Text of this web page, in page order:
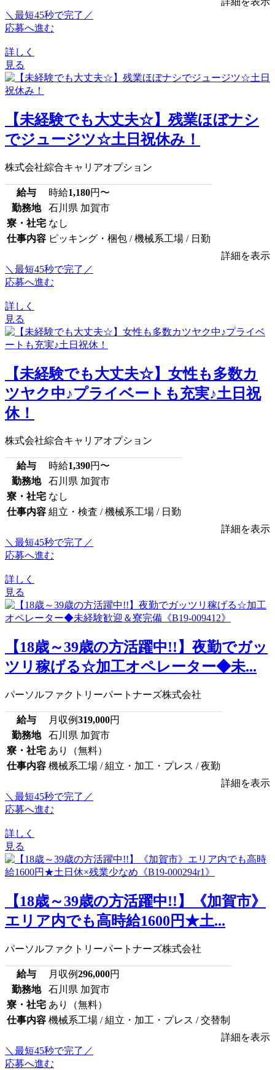
＼最短45秒で完了／
応募へ進む
詳しく
見る
【未経験でも大丈夫☆】残業ほぼナシ
でジュージツ☆土日祝休み！
株式会社綜合キャリアオプション
給与 時給1,180円〜
勤務地
石川県 加賀市
寮・社宅 なし
仕事内容 ピッキング・梱包 / 機械系工場 / 日勤
詳細を表示
＼最短45秒で完了／
応募へ進む
詳しく
見る
【未経験でも大丈夫☆】女性も多数カ
ツヤク中♪プライベートも充実♪土日祝
休！
株式会社綜合キャリアオプション
給与 時給1,390円〜
勤務地
石川県 加賀市
寮・社宅 なし
仕事内容 組立・検査 / 機械系工場 / 日勤
詳細を表示
＼最短45秒で完了／
応募へ進む
詳しく
見る
【18歳～39歳の方活躍中!!】夜勤でガッ
ツリ稼げる☆加工オペレーター◆未...
パーソルファクトリーパートナーズ株式会社
給与 月収例319,000円
勤務地
石川県 加賀市
寮・社宅 あり（無料）
仕事内容 機械系工場 / 組立・加工・プレス / 夜勤
詳細を表示
＼最短45秒で完了／
応募へ進む
詳しく
見る
【18歳～39歳の方活躍中!!】《加賀市》
エリア内でも高時給1600円★土...
パーソルファクトリーパートナーズ株式会社
給与 月収例296,000円
勤務地
石川県 加賀市
寮・社宅 あり（無料）
仕事内容 機械系工場 / 組立・加工・プレス / 交替制
詳細を表示
＼最短45秒で完了／
応募へ進む